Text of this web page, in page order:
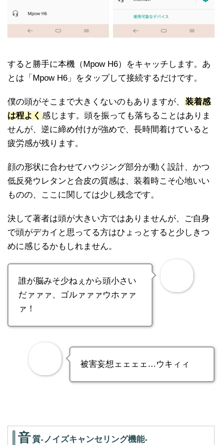
すると勝手に本機（Mpow H6）をキャッチします。あ
とは「Mpow H6」をタップして接続するだけです。
僕の頭がそこまで大きくないのもありますが、
装着感
は程よく 感じます。頭を振っても落ちることはありま
せんが、逆に締め付けが強めで、長時間着けていると
疲労感が残ります。
顔の形状に合わせてハウジング部分が動く設計、かつ
低反発ウレタンと合皮の質感は、装着時こそ心地いい
ものの、ここに関しては少し残念です。
決して著者は頭が大きい方ではありませんが、ご自身
で頭がデカイと思ってる方はひょっとすると少しきつ
めに感じるかもしれません。
誰が脳みそ少ねぇから頭小さい
だァァァ、ゴルァァァウホァァ
ァ！
被害妄想ェェェェ…ウキィィ
音質-ノイズキャンセリング機能-